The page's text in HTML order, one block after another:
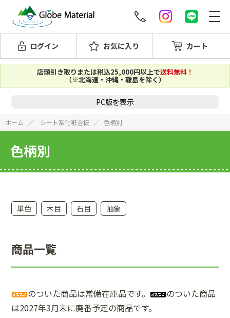
ログイン お気に入り カート
店頭引き取りまたは税込25,000円以上で送料無料！
（※北海道・沖縄・離島を除く）
PC版を表示
ホーム シート系化粧合板 色柄別
色柄別
単色 木目 石目 抽象
商品一覧
のついた商品は常備在庫品です。
のついた商品
は2027年3月末に廃番予定の商品です。